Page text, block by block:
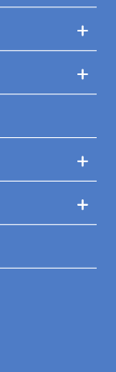
次の記事